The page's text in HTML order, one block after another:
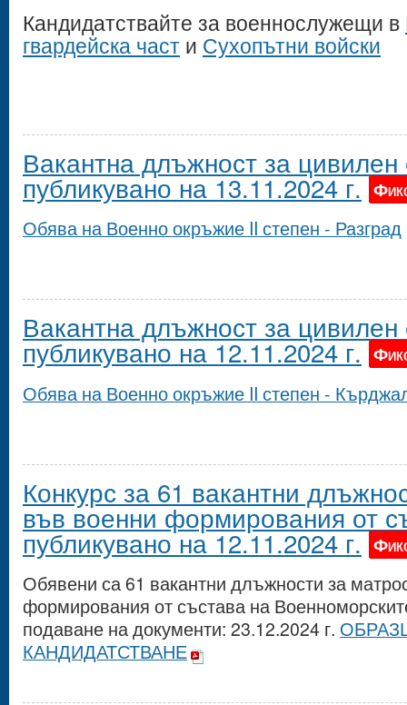
Кандидатствайте за военнослужещи в
гвардейска част и Сухопътни войски
Вакантна длъжност за
публикувано на 13.11.2024 г.
Обява на Военно окръжие II степен - Разград
Вакантна длъжност за
публикувано на 12.11.2024 г.
Обява на Военно окръжие II степен -
Конкурс за 61 вакантни
във военни формирования от
публикувано на 12.11.2024 г.
Обявени са 61 вакантни длъжности за
формирования от състава на
подаване на документи: 23.12.2024 г.
КАНДИДАТСТВАНЕ